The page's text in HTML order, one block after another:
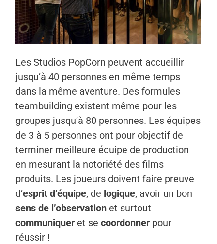
Les Studios PopCorn peuvent accueillir
jusqu’à 40 personnes en même temps
dans la même aventure. Des formules
teambuilding existent même pour les
groupes jusqu’à 80 personnes. Les équipes
de 3 à 5 personnes ont pour objectif de
terminer meilleure équipe de production
en mesurant la notoriété des films
produits. Les joueurs doivent faire preuve
d’esprit d’équipe, de logique, avoir un bon
sens de l’observation et surtout
communiquer et secoordonner pour
réussir !